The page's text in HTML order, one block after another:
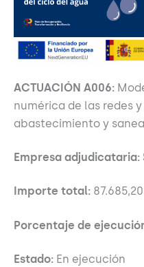
ACTUACIÓN A006:
numérica de las redes
abastecimiento y
Empresa adjudicataria:
Importe total:
Porcentaje de
Estado: En ejecución